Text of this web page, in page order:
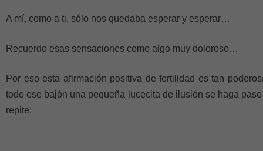
A mí, como a ti, sólo nos quedaba esperar y esperar…
Recuerdo esas sensaciones como algo muy doloroso…
Por eso esta afirmación positiva de fertilidad es tan
todo ese bajón una pequeña lucecita de ilusión se haga
repite: